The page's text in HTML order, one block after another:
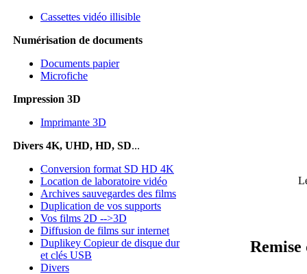
Cassettes vidéo illisible
Numérisation de documents
Documents papier
Microfiche
Impression 3D
Imprimante 3D
Divers 4K, UHD, HD, SD...
Conversion format SD HD 4K
Location de laboratoire vidéo
Archives sauvegardes des films
Duplication de vos supports
Vos films 2D -->3D
Diffusion de films sur internet
Duplikey Copieur de disque dur
et clés USB
Divers